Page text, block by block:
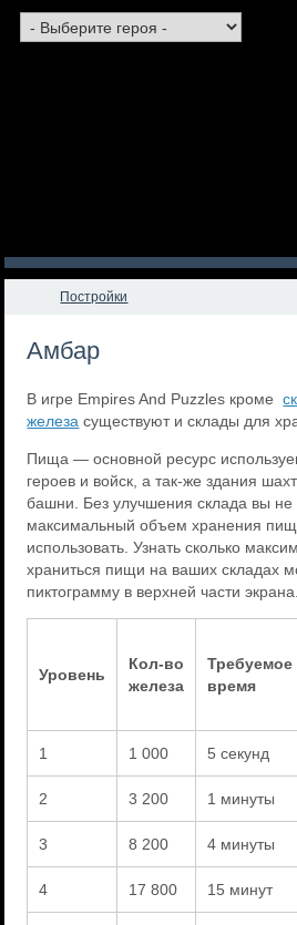
Постройки
Амбар
В игре Empires And Puzzles кроме
железа существуют и склады для
Пища — основной ресурс
героев и войск, а так-же здания
башни. Без улучшения склада вы не
максимальный объем хранения
использовать. Узнать сколько
храниться пищи на ваших складах
пиктограмму в верхней части экрана.
Уровень
Кол-во
железа
Требуемое
время
1 1 000 5 секунд
2 3 200 1 минуты
3 8 200 4 минуты
4 17 800 15 минут